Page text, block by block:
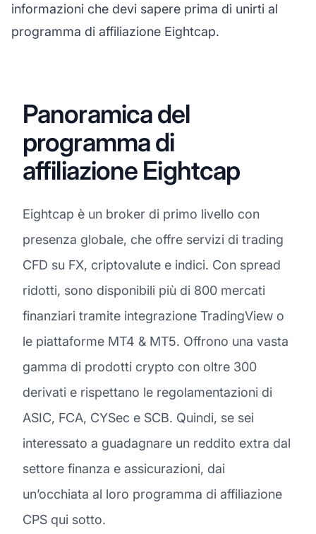
informazioni che devi sapere prima di unirti al
programma di affiliazione Eightcap.
Panoramica del
programma di
affiliazione Eightcap
Eightcap è un broker di primo livello con
presenza globale, che offre servizi di trading
CFD su FX, criptovalute e indici. Con spread
ridotti, sono disponibili più di 800 mercati
finanziari tramite integrazione TradingView o
le piattaforme MT4 & MT5. Offrono una vasta
gamma di prodotti crypto con oltre 300
derivati e rispettano le regolamentazioni di
ASIC, FCA, CYSec e SCB. Quindi, se sei
interessato a guadagnare un reddito extra dal
settore finanza e assicurazioni, dai
un’occhiata al loro programma di affiliazione
CPS qui sotto.